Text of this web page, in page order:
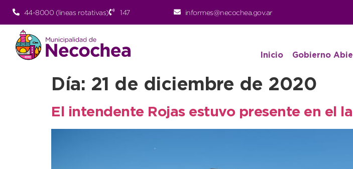
44-8000 (lineas rotativas) 147 informes@necochea.gov.ar
Inicio Gobierno
Día: 21 de diciembre de 2020
El intendente Rojas estuvo presente en el